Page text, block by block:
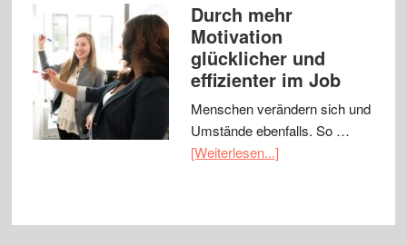
Durch mehr
Motivation
glücklicher und
effizienter im Job
Menschen verändern sich und
Umstände ebenfalls. So …
[Weiterlesen...]